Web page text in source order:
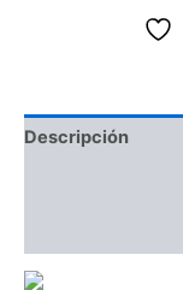
Descripción